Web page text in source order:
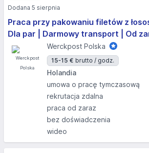
Praca przy pakowaniu filetów z
Dla par | Darmowy transport | Od
Werckpost Polska
15-15 € brutto / godz.
Holandia
umowa o pracę tymczasową
rekrutacja zdalna
praca od zaraz
bez doświadczenia
wideo
Dodana 5 sierpnia